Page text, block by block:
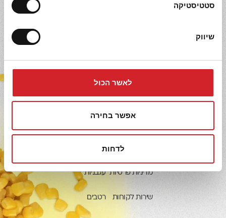
סטטיסטיקה
שיווק
לאשר הכול
אפשר בחירה
לדחות
מחפשים מתכונים מהירים ומזינים? רוצים טיפים
מנצחים לבישול? אוהבים להתעדכן ראשונים במוצרים
תנאי שימוש
מדיניות פרטיות
שירות לקוחות
תירס
עגבניות
רטבים